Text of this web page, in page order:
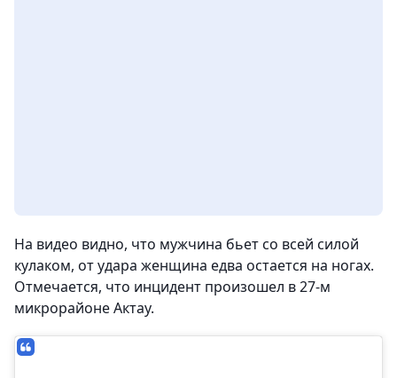
На видео видно, что мужчина бьет со всей силой
кулаком, от удара женщина едва остается на ногах.
Отмечается, что инцидент произошел в 27-м
микрорайоне Актау.